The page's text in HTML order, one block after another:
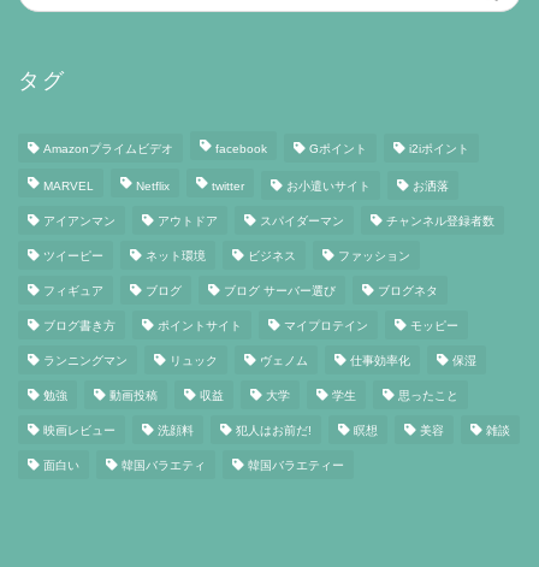
タグ
Amazonプライムビデオ facebook Gポイント i2iポイント
MARVEL Netflix twitter お小遣いサイト お洒落
アイアンマン アウトドア スパイダーマン チャンネル登録者数
ツイーピー ネット環境 ビジネス ファッション
フィギュア ブログ ブログ サーバー選び ブログネタ
ブログ書き方 ポイントサイト マイプロテイン モッピー
ランニングマン リュック ヴェノム 仕事効率化 保湿
勉強 動画投稿 収益 大学 学生 思ったこと
映画レビュー 洗顔料 犯人はお前だ! 瞑想 美容 雑談
面白い 韓国バラエティ 韓国バラエティー